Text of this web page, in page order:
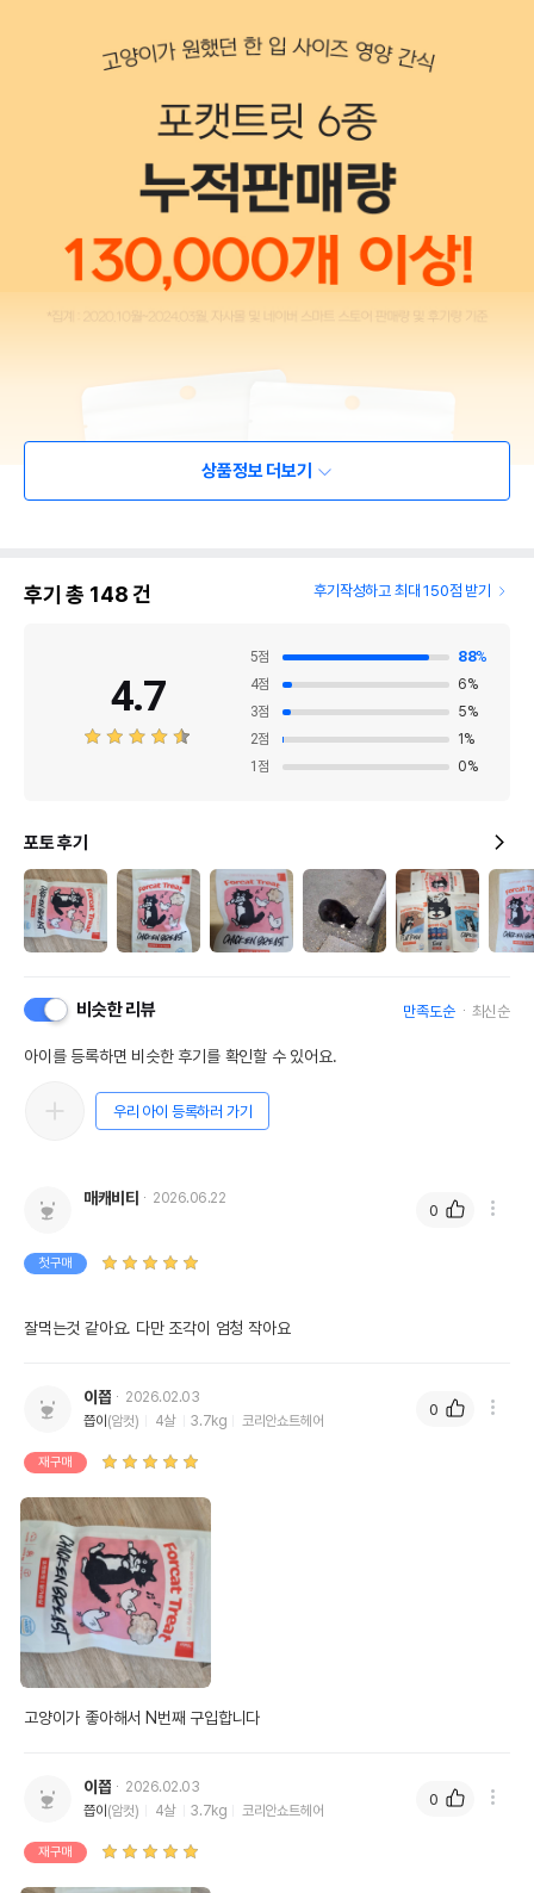
상품정보 더보기
후기 총 148건 후기작성하고 최대 150점 받기
4.7
5점 88%
4점 6%
3점 5%
2점 1 %
1 점 0%
포토 후기
비슷한 리뷰 만족도순 최신순
아이를 등록하면 비슷한 후기를 확인할 수 있어요.
우리 아이 등록하러 가기
매캐비티 2026.06.22
첫구매
잘먹는것 같아요. 다만 조각이 엄청 작아요
0
이쯥
2026.02.03
쯥이 (암컷) 4살 3.7kg 코리안쇼트헤어
재구매
고양이가 좋아해서 N번째 구입합니다
0
이쯥
2026.02.03
쯥이 (암컷) 4살 3.7kg 코리안쇼트헤어
재구매
0